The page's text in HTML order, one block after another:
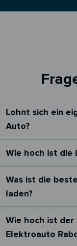
Lohnt sich ein
Auto?
Wie hoch ist die
Was ist die
laden?
Wie hoch ist
Elektroauto